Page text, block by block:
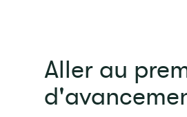
Aller au